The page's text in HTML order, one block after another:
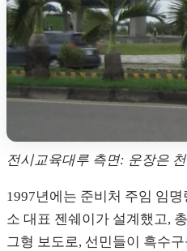
전시교육대루 측면: 운장은
1997년에는 준비처 주임 임
소 대표 젠쉐이가 설계했고,
그형 보도로, 선민들이 흑수